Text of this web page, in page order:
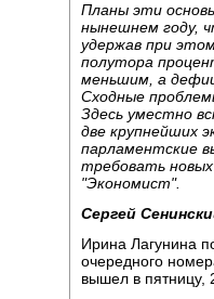
Планы эти
нынешнем году,
удержав при
полутора
меньшим, а
Сходные
Здесь уместно
две крупнейших
парламентские
требовать
"Экономист".
Сергей
Ирина Лагунина
очередного
вышел в пятницу,